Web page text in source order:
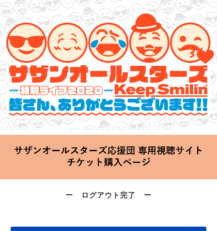
サザンオールスターズ 特別ライブ 2020
「Keep Smilin’～皆さん、ありがとうございます!!～」
2020.06.25 Thu 20:00 Start at 横浜アリーナ
ー ログアウト完了 ー